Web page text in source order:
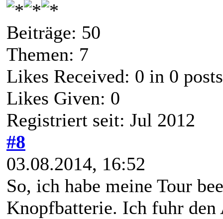
Beiträge: 50
Themen: 7
Likes Received: 0 in 0 posts
Likes Given: 0
Registriert seit: Jul 2012
#8
03.08.2014, 16:52
So, ich habe meine Tour
Knopfbatterie. Ich fuhr